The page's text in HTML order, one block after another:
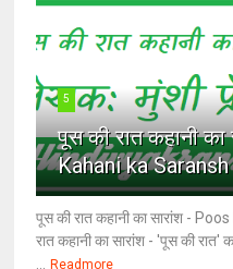
5
पूस की रात कहानी
Kahani ka Saransh
पूस की रात कहानी का सारांश -
रात कहानी का सारांश - 'पूस की रात'
Readmore